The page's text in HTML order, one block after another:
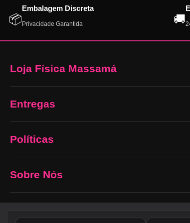
📦
Embalagem Discreta
Privacidade Garantida 🚚
Loja Física Massamá
Entregas
Políticas
Sobre Nós